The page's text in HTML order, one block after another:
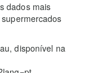
dados mais
disponível na